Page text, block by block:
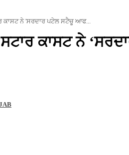
ਨੇ 'ਸਰਦਾਰ ਪਟੇਲ ਸਟੈਚੂ ਆਫ...
ਕਾਸਟ ਨੇ